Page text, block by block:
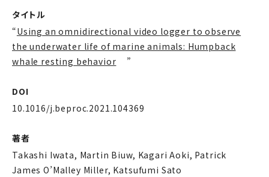
タイトル
“Using an omnidirectional video logger to observe
the underwater life of marine animals: Humpback
whale resting behavior
”
DOI
10.1016/j.beproc.2021.104369
著者
Takashi Iwata, Martin Biuw, Kagari Aoki, Patrick
James O’Malley Miller, Katsufumi Sato